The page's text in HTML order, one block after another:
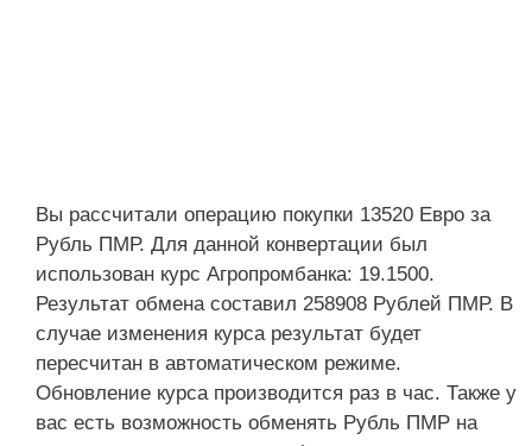
Вы рассчитали операцию покупки 13520 Евро за
Рубль ПМР. Для данной конвертации был
использован курс Агропромбанка: 19.1500.
Результат обмена составил 258908 Рублей ПМР. В
случае изменения курса результат будет
пересчитан в автоматическом режиме.
Обновление курса производится раз в час. Также у
вас есть возможность обменять Рубль ПМР на